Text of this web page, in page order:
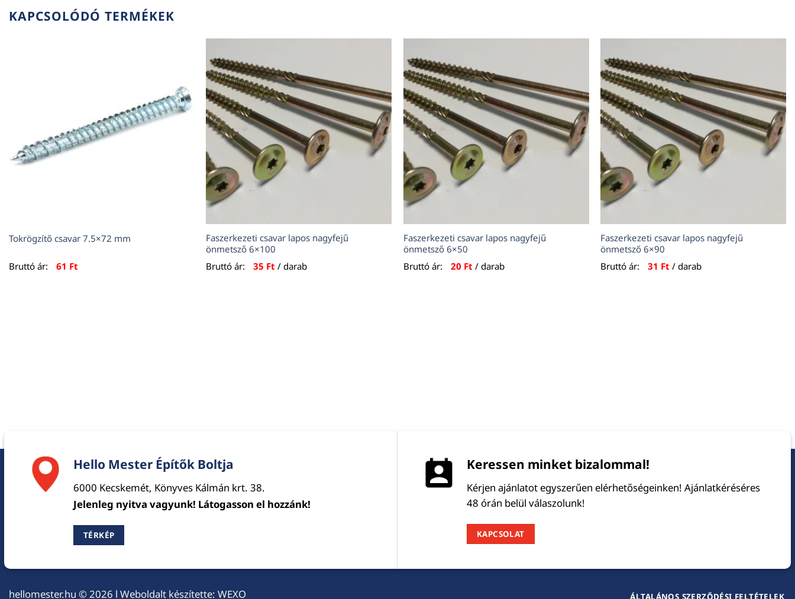
KAPCSOLÓDÓ TERMÉKEK
Tokrögzítő csavar 7.5×72 mm
Bruttó ár: 61 Ft
Faszerkezeti csavar lapos nagyfejű
önmetsző 6×100
Bruttó ár:
35 Ft / darab
Faszerkezeti csavar lapos nagyfejű
önmetsző 6×50
Bruttó ár:
20 Ft / darab
Faszerkezeti csavar lapos nagyfejű
önmetsző 6×90
Bruttó ár:
31 Ft / darab
Hello Mester Építők Boltja
6000 Kecskemét, Könyves Kálmán krt. 38.
Jelenleg nyitva vagyunk! Látogasson el hozzánk!
TÉRKÉP
Keressen minket bizalommal!
Kérjen ajánlatot egyszerűen elérhetőségeinken! Ajánlatkéréséres
48 órán belül válaszolunk!
KAPCSOLAT
hellomester.hu © 2026 l Weboldalt készítette: WEXO ÁLTALÁNOS SZERZŐDÉSI FELTÉTELEK